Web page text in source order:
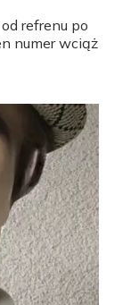
refrenu po
numer wciąż